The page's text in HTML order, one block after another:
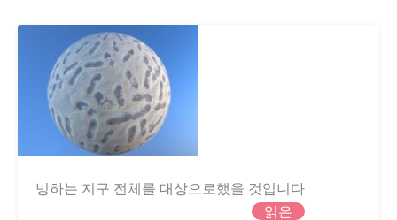
빙하는 지구 전체를 대상으로했을 것입니다
읽은